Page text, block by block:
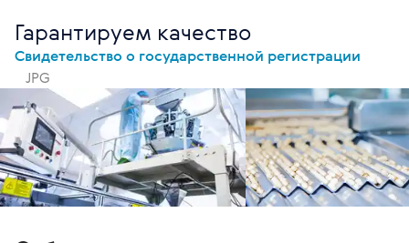
Гарантируем качество
Свидетельство о государственной регистрации
JPG